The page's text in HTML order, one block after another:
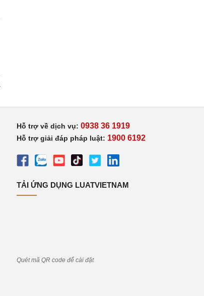
Hỗ trợ về dịch vụ: 0938 36 1919
Hỗ trợ giải đáp pháp luật: 1900 6192
TẢI ỨNG DỤNG LUATVIETNAM
Quét mã QR code để cài đặt